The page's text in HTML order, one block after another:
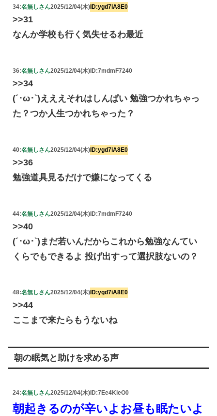
34:名無しさん2025/12/04(木) ID:ygd7iA8E0
>>31
なんか学校も行く気失せるわ最近
36:名無しさん2025/12/04(木) ID:7mdmF7240
>>34
(´･ω･`)えええそれはしんぱい 勉強つかれちゃっ
た？つか人生つかれちゃった？
40:名無しさん2025/12/04(木)ID:ygd7iA8E0
>>36
勉強道具見るだけで嫌になってくる
44:名無しさん2025/12/04(木)ID:7mdmF7240
>>40
(´･ω･`)まだ若いんだからこれから勉強なんてい
くらでもできるよ 投げ出すって選択肢ないの？
48:名無しさん2025/12/04(木) ID:ygd7iA8E0
>>44
ここまで来たらもうないね
朝の眠気と助けを求める声
24:名無しさん2025/12/04(木) ID:7Ee4KleO0
朝起きるのが辛いよお昼も眠たいよ